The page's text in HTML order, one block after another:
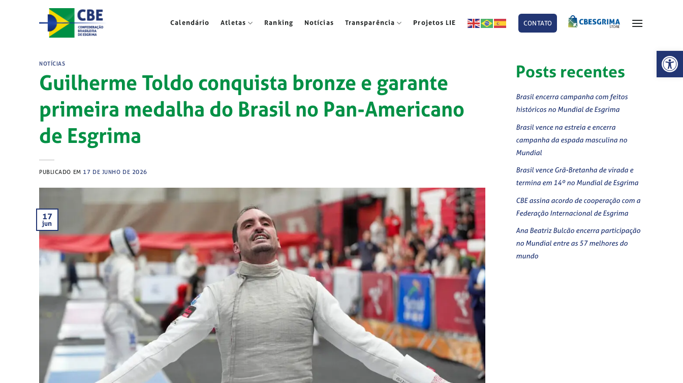
Abrir
Calendário Atletas Ranking Notícias Transparência Projetos LIE CONTATO
NOTÍCIAS
Guilherme Toldo conquista bronze e garante
primeira medalha do Brasil no Pan-Americano
de Esgrima
PUBLICADO EM 17 DE JUNHO DE 2026
17
jun
Posts recentes
Brasil encerra campanha com feitos
históricos no Mundial de Esgrima
Brasil vence na estreia e encerra
campanha da espada masculina no
Mundial
Brasil vence Grã-Bretanha de virada e
termina em 14º no Mundial de Esgrima
CBE assina acordo de cooperação com a
Federação Internacional de Esgrima
Ana Beatriz Bulcão encerra participação
no Mundial entre as 57 melhores do
mundo